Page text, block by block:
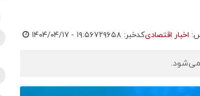
اخبار اقتصادیکدخبر: ۷۲۹۶۵۸ ۱۴۰۴/۰۴/۱۷ - ۱۹:۵۶
می‌شود.